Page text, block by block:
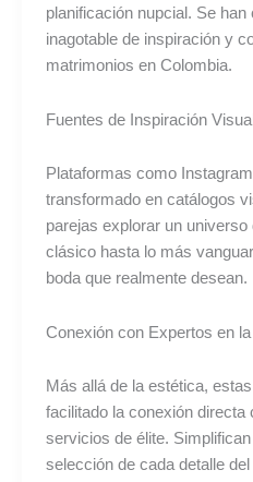
planificación nupcial. Se
inagotable de inspiración y
matrimonios en Colombia.
Fuentes de Inspiración
Plataformas como
transformado en catálogos
parejas explorar un
clásico hasta lo más
boda que realmente desean.
Conexión con Expertos en
Más allá de la estética,
facilitado la conexión directa
servicios de élite.
selección de cada detalle